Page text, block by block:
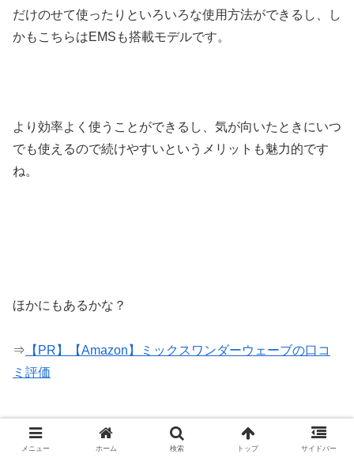
だけのせて使ったりといろいろな使用方法ができるし、し
かもこちらはEMSも搭載モデルです。
より効率よく使うことができるし、気が向いたときにいつ
でも使えるので続けやすいというメリットも魅力的です
ね。
ほかにもあるかな？
⇒ 【PR】【Amazon】ミックスワンダーウェーブの口コ
ミ評価
メニュー ホーム 検索 トップ サイドバー